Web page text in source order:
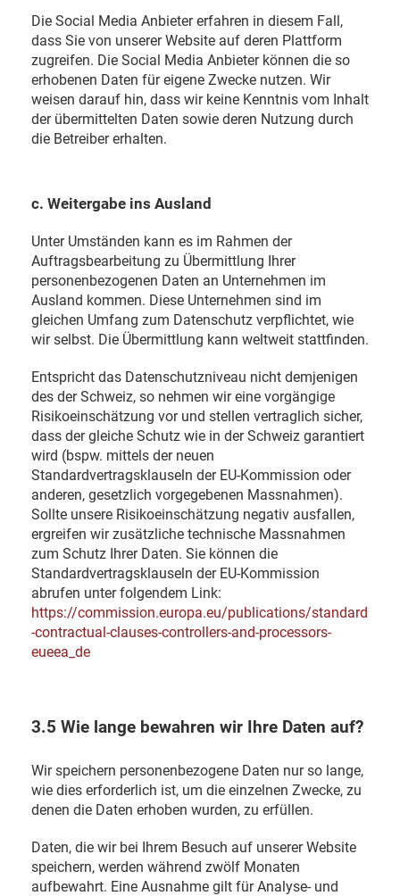
Die Social Media Anbieter erfahren in diesem Fall,
dass Sie von unserer Website auf deren Plattform
zugreifen. Die Social Media Anbieter können die so
erhobenen Daten für eigene Zwecke nutzen. Wir
weisen darauf hin, dass wir keine Kenntnis vom Inhalt
der übermittelten Daten sowie deren Nutzung durch
die Betreiber erhalten.
c. Weitergabe ins Ausland
Unter Umständen kann es im Rahmen der
Auftragsbearbeitung zu Übermittlung Ihrer
personenbezogenen Daten an Unternehmen im
Ausland kommen. Diese Unternehmen sind im
gleichen Umfang zum Datenschutz verpflichtet, wie
wir selbst. Die Übermittlung kann weltweit stattfinden.
Entspricht das Datenschutzniveau nicht demjenigen
des der Schweiz, so nehmen wir eine vorgängige
Risikoeinschätzung vor und stellen vertraglich sicher,
dass der gleiche Schutz wie in der Schweiz garantiert
wird (bspw. mittels der neuen
Standardvertragsklauseln der EU-Kommission oder
anderen, gesetzlich vorgegebenen Massnahmen).
Sollte unsere Risikoeinschätzung negativ ausfallen,
ergreifen wir zusätzliche technische Massnahmen
zum Schutz Ihrer Daten. Sie können die
Standardvertragsklauseln der EU-Kommission
abrufen unter folgendem Link:
https://commission.europa.eu/publications/standard
-contractual-clauses-controllers-and-processors-
eueea_de
3.5 Wie lange bewahren wir Ihre Daten auf?
Wir speichern personenbezogene Daten nur so lange,
wie dies erforderlich ist, um die einzelnen Zwecke, zu
denen die Daten erhoben wurden, zu erfüllen.
Daten, die wir bei Ihrem Besuch auf unserer Website
speichern, werden während zwölf Monaten
aufbewahrt. Eine Ausnahme gilt für Analyse- und